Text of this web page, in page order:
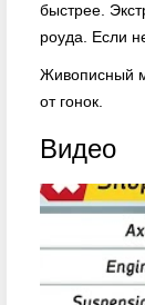
быстрее.
роуда. Если
Живописный
от гонок.
Видео